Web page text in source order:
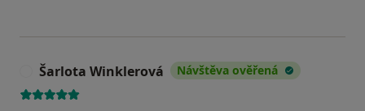
Šarlota Winklerová Návštěva ověřená